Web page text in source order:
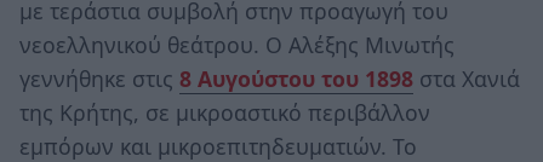
με τεράστια συμβολή στην προαγωγή του
νεοελληνικού θεάτρου. Ο Αλέξης Μινωτής
γεννήθηκε στις 8 Αυγούστου του 1898 στα Χανιά
της Κρήτης, σε μικροαστικό περιβάλλον
εμπόρων και μικροεπιτηδευματιών. Το